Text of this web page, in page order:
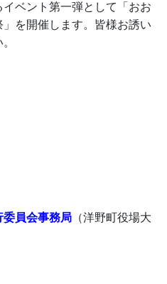
ベント第一弾として「おお
を開催します。皆様お誘い
委員会事務局 （洋野町役場大